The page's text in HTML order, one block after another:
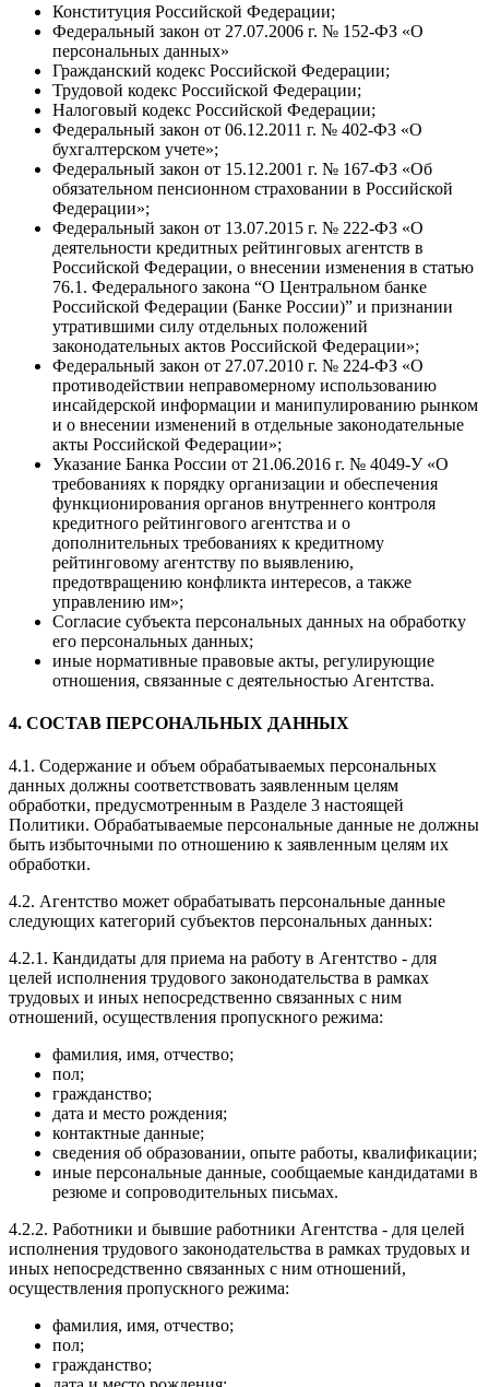
Конституция Российской Федерации;
Федеральный закон от 27.07.2006 г. № 152-ФЗ «О
персональных данных»
Гражданский кодекс Российской Федерации;
Трудовой кодекс Российской Федерации;
Налоговый кодекс Российской Федерации;
Федеральный закон от 06.12.2011 г. № 402-ФЗ «О
бухгалтерском учете»;
Федеральный закон от 15.12.2001 г. № 167-ФЗ «Об
обязательном пенсионном страховании в Российской
Федерации»;
Федеральный закон от 13.07.2015 г. № 222-ФЗ «О
деятельности кредитных рейтинговых агентств в
Российской Федерации, о внесении изменения в статью
76.1. Федерального закона “О Центральном банке
Российской Федерации (Банке России)” и признании
утратившими силу отдельных положений
законодательных актов Российской Федерации»;
Федеральный закон от 27.07.2010 г. № 224-ФЗ «О
противодействии неправомерному использованию
инсайдерской информации и манипулированию рынком
и о внесении изменений в отдельные законодательные
акты Российской Федерации»;
Указание Банка России от 21.06.2016 г. № 4049-У «О
требованиях к порядку организации и обеспечения
функционирования органов внутреннего контроля
кредитного рейтингового агентства и о
дополнительных требованиях к кредитному
рейтинговому агентству по выявлению,
предотвращению конфликта интересов, а также
управлению им»;
Согласие субъекта персональных данных на обработку
его персональных данных;
иные нормативные правовые акты, регулирующие
отношения, связанные с деятельностью Агентства.
4. СОСТАВ ПЕРСОНАЛЬНЫХ ДАННЫХ
4.1. Содержание и объем обрабатываемых персональных
данных должны соответствовать заявленным целям
обработки, предусмотренным в Разделе 3 настоящей
Политики. Обрабатываемые персональные данные не должны
быть избыточными по отношению к заявленным целям их
обработки.
4.2. Агентство может обрабатывать персональные данные
следующих категорий субъектов персональных данных:
4.2.1. Кандидаты для приема на работу в Агентство - для
целей исполнения трудового законодательства в рамках
трудовых и иных непосредственно связанных с ним
отношений, осуществления пропускного режима:
фамилия, имя, отчество;
пол;
гражданство;
дата и место рождения;
контактные данные;
сведения об образовании, опыте работы, квалификации;
иные персональные данные, сообщаемые кандидатами в
резюме и сопроводительных письмах.
4.2.2. Работники и бывшие работники Агентства - для целей
исполнения трудового законодательства в рамках трудовых и
иных непосредственно связанных с ним отношений,
осуществления пропускного режима:
фамилия, имя, отчество;
пол;
гражданство;